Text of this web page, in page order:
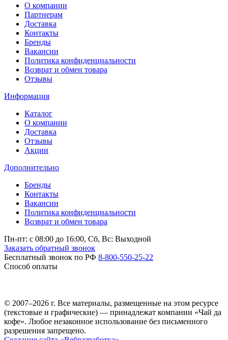
О компании
Партнерам
Доставка
Контакты
Бренды
Вакансии
Политика конфиденциальности
Возврат и обмен товара
Отзывы
Информация
Каталог
О компании
Доставка
Отзывы
Акции
Дополнительно
Бренды
Контакты
Вакансии
Политика конфиденциальности
Возврат и обмен товара
Пн-пт: c 08:00 до 16:00, Сб, Вс: Выходной
Заказать обратный звонок
Бесплатный звонок по РФ 8-800-550-25-22
Способ оплаты
© 2007–2026 г. Все материалы, размещенные на этом ресурсе
(текстовые и графические) — принадлежат компании «Чай да
кофе». Любое незаконное использование без письменного
разрешения запрещено.